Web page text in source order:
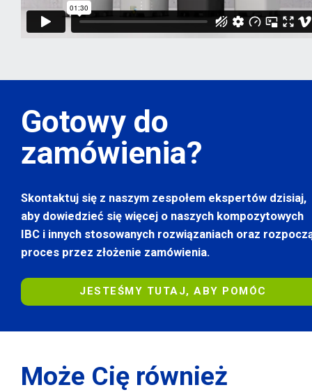
Gotowy do
zamówienia?
Skontaktuj się z naszym zespołem ekspertów dzisiaj,
aby dowiedzieć się więcej o naszych kompozytowych
IBC i innych stosowanych rozwiązaniach oraz
proces przez złożenie zamówienia.
JESTEŚMY TUTAJ, ABY POMÓC
Może Cię również